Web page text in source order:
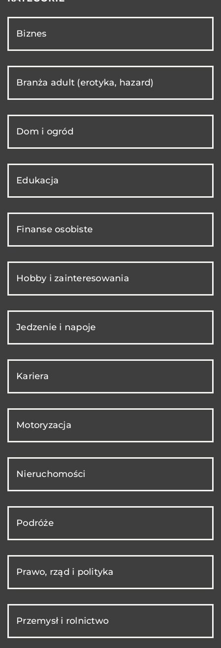
Biznes
Branża adult (erotyka, hazard)
Dom i ogród
Edukacja
Finanse osobiste
Hobby i zainteresowania
Jedzenie i napoje
Kariera
Motoryzacja
Nieruchomości
Podróże
Prawo, rząd i polityka
Przemysł i rolnictwo